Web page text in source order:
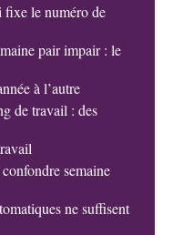
le numéro de
pair impair : le
à l’autre
de travail : des
semaine
ne suffisent